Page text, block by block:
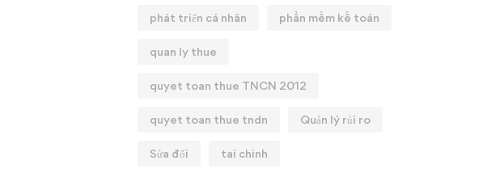
phát triển cá nhân phần mềm kế toán
quan ly thue
quyet toan thue TNCN 2012
quyet toan thue tndn Quản lý rủi ro
Sửa đổi tai chinh